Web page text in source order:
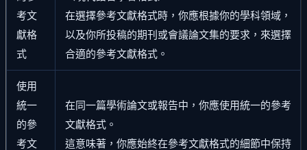
考文
獻格
式
在選擇參考文獻格式時，你應根據你的學科領域，
以及你所投稿的期刊或會議論文集的要求，來選擇
合適的參考文獻格式。
使用
統一
的參
考文
在同一篇學術論文或報告中，你應使用統一的參考
文獻格式。
這意味著，你應始終在參考文獻格式的細節中保持